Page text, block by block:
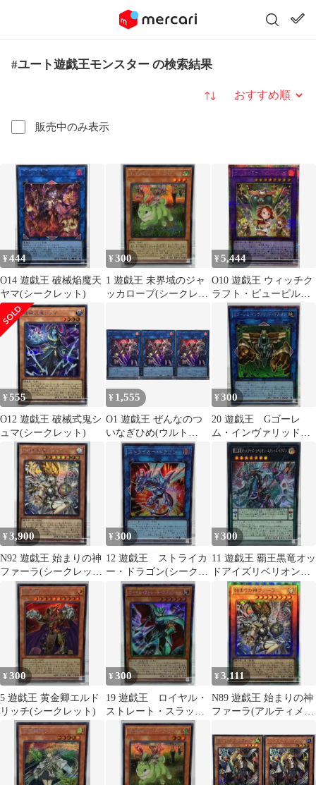
#ユート遊戯王モンスター の検索結果
販売中のみ表示
並び替え
¥444
O14 遊戯王 破械焔魔天
ヤマ(シークレット)
¥300
1 遊戯王 未界域のジャ
ッカロープ(シークレッ
¥5,444
O10 遊戯王 ウィッチク
ラフト・ピューピルズ
(プリズマ)
¥555
O12 遊戯王 破械式鬼シ
ュマ(シークレット)
¥ 1,555
O1 遊戯王 ぜんなのつ
いなぎひめ(ウルト
ラ)×3
¥300
20 遊戯王 Gゴーレ
ム・インヴァリッド・
ドルメン（コレクター
ズ）
¥3,900
N92 遊戯王 始まりの神
ファーラ(シークレッ
¥300
12 遊戯王 ストライカ
ー・ドラゴン(シークレ
ット）
¥300
11 遊戯王 覇王黒竜オッ
ドアイズリベリオンエ
クシーズドラゴン(シー
クレット）
¥300
5 遊戯王 黄金卿エルド
リッチ(シークレット)
¥300
19 遊戯王 ロイヤル・
ストレート・スラッシ
ャー（コレクターズ）
¥3,111
N89 遊戯王 始まりの神
ファーラ(アルティメッ